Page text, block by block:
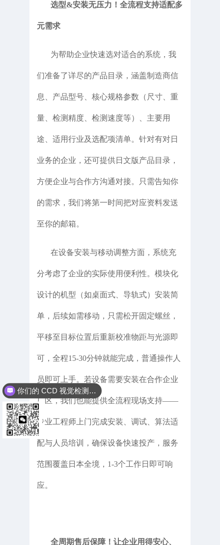
选型&安装无压力！全流程支持适配多
元需求
为帮助企业快速选对适合的系统，我
们准备了详尽的产品目录，涵盖制造商信
息、产品型号、核心规格参数（尺寸、重
量、检测精度、检测速度等）、主要用
途、适用行业及选配项清单。针对有对日
业务的企业，还可提供日文版产品目录，
方便企业与合作方沟通对接。只需告知你
的需求，我们将第一时间把对应资料发送
至你的邮箱。
在设备安装与移动调整方面，系统充
分考虑了企业的实际使用便利性。模块化
设计的机型（如桌面式、导轨式）安装简
单，后续如需移动，只需松开固定螺丝，
平移至目标位置后重新校准物距与光源即
可，全程15-30分钟就能完成，普通操作人
员即可上手。若设备需要安装在合作企业
厂区，我们也能提供全流程现场支持——
专业工程师上门完成安装、调试、算法适
配与人员培训，确保设备快速投产，服务
范围覆盖日本全境，1-3个工作日即可响
应。
全周期售后保障！让企业用得安心、
你们是怎么收费的呢？